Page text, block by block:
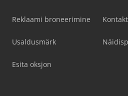
Reklaami broneerimine
Usaldusmärk
Esita oksjon
Kontakt